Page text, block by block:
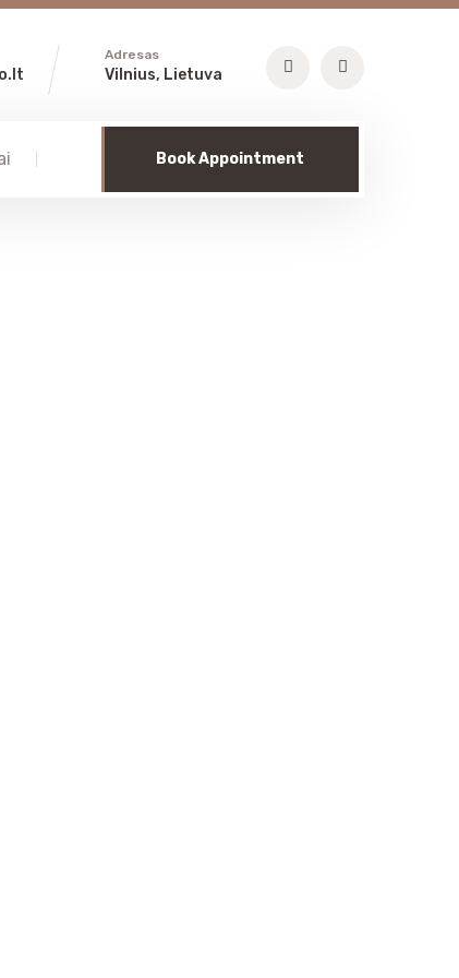
Adresas
Vilnius, Lietuva
Book Appointment